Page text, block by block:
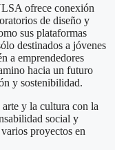
ofrece conexión
de diseño y
sus plataformas
destinados a jóvenes
a emprendedores
hacia un futuro
y sostenibilidad.
y la cultura con la
social y
proyectos en